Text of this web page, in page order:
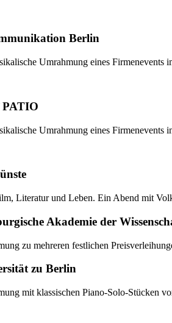
Berlin
Umrahmung eines Firmenevents
PATIO
Umrahmung eines Firmenevents
Literatur und Leben. Ein Abend mit
Akademie der
zu mehreren festlichen
zu Berlin
mit klassischen Piano-Solo-Stücken